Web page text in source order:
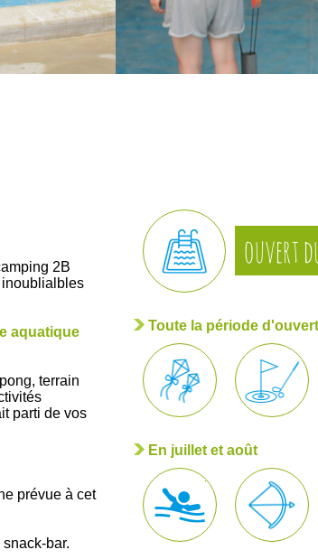
2B
inoublialbles
aquatique
terrain
parti de vos
prévue à cet
bar.
ouvert
Toute la période
En juillet et août